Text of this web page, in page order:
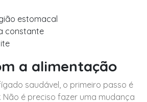
estomacal
constante
a alimentação
saudável, o primeiro passo é
Não é preciso fazer uma mudança